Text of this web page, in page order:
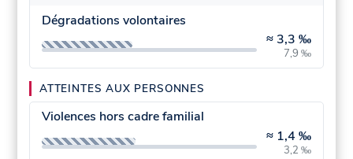
Dégradations volontaires
≈ 3,3 ‰
7,9 ‰
ATTEINTES AUX PERSONNES
Violences hors cadre familial
≈ 1,4 ‰
3,2 ‰